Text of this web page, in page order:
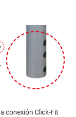
conexión Click-Fit